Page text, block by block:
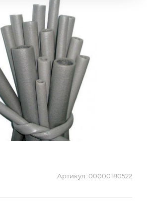
Артикул: 00000180522